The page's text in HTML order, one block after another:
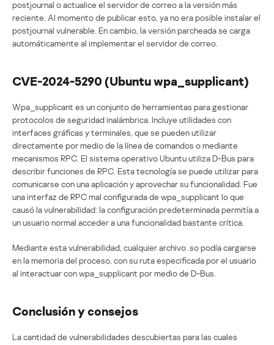
postjournal o actualice el servidor de correo a la versión más
reciente. Al momento de publicar esto, ya no era posible instalar el
postjournal vulnerable. En cambio, la versión parcheada se carga
automáticamente al implementar el servidor de correo.
CVE-2024-5290 (Ubuntu wpa_supplicant)
Wpa_supplicant es un conjunto de herramientas para gestionar
protocolos de seguridad inalámbrica. Incluye utilidades con
interfaces gráficas y terminales, que se pueden utilizar
directamente por medio de la línea de comandos o mediante
mecanismos RPC. El sistema operativo Ubuntu utiliza D-Bus para
describir funciones de RPC. Esta tecnología se puede utilizar para
comunicarse con una aplicación y aprovechar su funcionalidad. Fue
una interfaz de RPC mal configurada de wpa_supplicant lo que
causó la vulnerabilidad: la configuración predeterminada permitía a
un usuario normal acceder a una funcionalidad bastante crítica.
Mediante esta vulnerabilidad, cualquier archivo .so podía cargarse
en la memoria del proceso, con su ruta especificada por el usuario
al interactuar con wpa_supplicant por medio de D-Bus.
Conclusión y consejos
La cantidad de vulnerabilidades descubiertas para las cuales